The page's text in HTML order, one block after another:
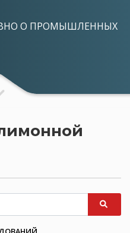
О ПРОМЫШЛЕННЫХ